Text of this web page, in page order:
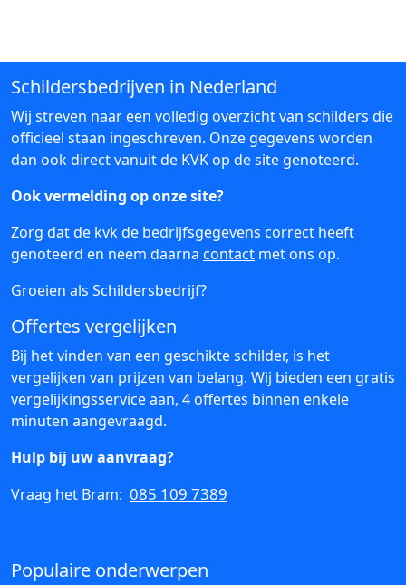
Schildersbedrijven in Nederland
Wij streven naar een volledig overzicht van schilders die
officieel staan ingeschreven. Onze gegevens worden
dan ook direct vanuit de KVK op de site genoteerd.
Ook vermelding op onze site?
Zorg dat de kvk de bedrijfsgegevens correct heeft
genoteerd en neem daarna contact met ons op.
Groeien als Schildersbedrijf?
Offertes vergelijken
Bij het vinden van een geschikte schilder, is het
vergelijken van prijzen van belang. Wij bieden een gratis
vergelijkingsservice aan, 4 offertes binnen enkele
minuten aangevraagd.
Hulp bij uw aanvraag?
Vraag het Bram: 085 109 7389
Populaire onderwerpen